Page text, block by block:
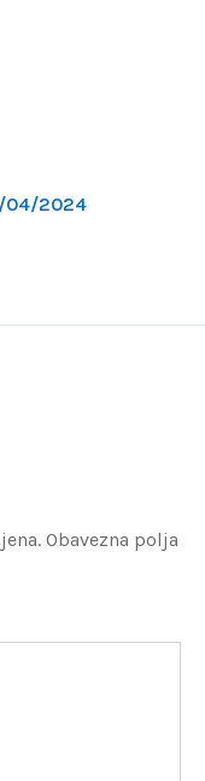
04/2024
Obavezna polja